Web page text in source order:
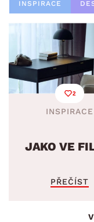
INSPIRACE
2
INSPIRACE
JAKO VE
PŘEČÍST